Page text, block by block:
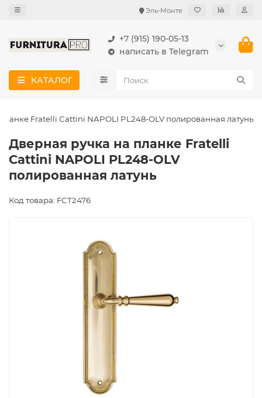
Эль-Монте
+7 (915) 190-05-13
написать в Telegram
КАТАЛОГ
Fratelli Cattini NAPOLI PL248-OLV полированная латунь
Дверная ручка на планке Fratelli
Cattini NAPOLI PL248-OLV
полированная латунь
Код товара: FCT2476